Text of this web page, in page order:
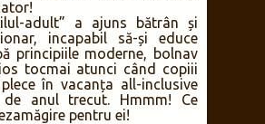
adult” a ajuns bătrân și
incapabil să-și educe
principiile moderne, bolnav
tocmai atunci când copiii
în vacanța all-inclusive
de anul trecut. Hmmm! Ce
pentru ei!